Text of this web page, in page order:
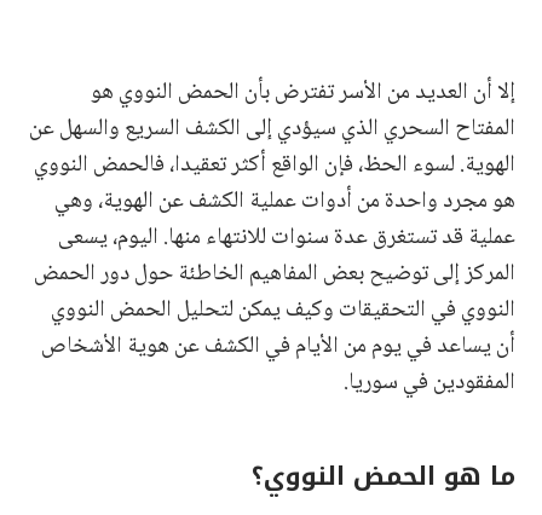
إلا أن العديد من الأسر تفترض بأن الحمض النووي هو
المفتاح السحري الذي سيؤدي إلى الكشف السريع والسهل عن
الهوية. لسوء الحظ، فإن الواقع أكثر تعقيدا، فالحمض النووي
هو مجرد واحدة من أدوات عملية الكشف عن الهوية، وهي
عملية قد تستغرق عدة سنوات للانتهاء منها. اليوم، يسعى
المركز إلى توضيح بعض المفاهيم الخاطئة حول دور الحمض
النووي في التحقيقات وكيف يمكن لتحليل الحمض النووي
أن يساعد في يوم من الأيام في الكشف عن هوية الأشخاص
المفقودين في سوريا.
ما هو الحمض النووي؟